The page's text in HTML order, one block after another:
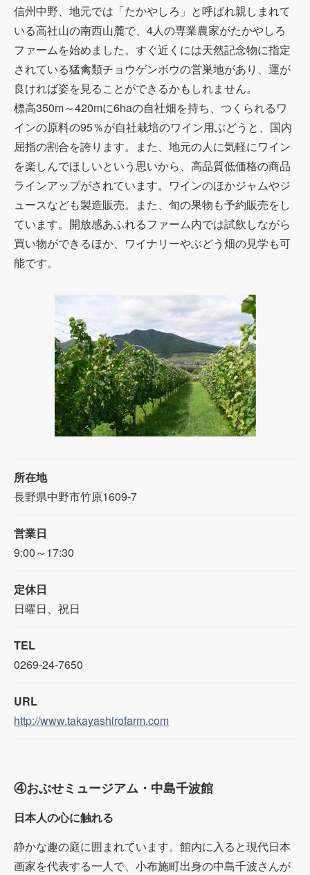
信州中野、地元では「たかやしろ」と呼ばれ親しまれて
いる高社山の南西山麓で、4人の専業農家がたかやしろ
ファームを始めました。すぐ近くには天然記念物に指定
されている猛禽類チョウゲンボウの営巣地があり、運が
良ければ姿を見ることができるかもしれません。
標高350m～420mに6haの自社畑を持ち、つくられるワ
インの原料の95％が自社栽培のワイン用ぶどうと、国内
屈指の割合を誇ります。また、地元の人に気軽にワイン
を楽しんでほしいという思いから、高品質低価格の商品
ラインアップがされています。ワインのほかジャムやジ
ュースなども製造販売。また、旬の果物も予約販売をし
ています。開放感あふれるファーム内では試飲しながら
買い物ができるほか、ワイナリーやぶどう畑の見学も可
能です。
所在地
長野県中野市竹原1609-7
営業日
9:00～17:30
定休日
日曜日、祝日
TEL
0269-24-7650
URL
http://www.takayashirofarm.com
④おぶせミュージアム・中島千波館
日本人の心に触れる
静かな趣の庭に囲まれています。館内に入ると現代日本
画家を代表する一人で、小布施町出身の中島千波さんが